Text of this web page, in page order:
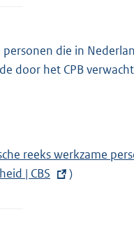
die in
door het CPB
reeks werkzame
| CBS )